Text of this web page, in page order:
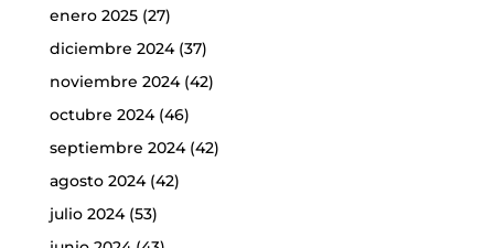
enero 2025(27)
diciembre 2024(37)
noviembre 2024(42)
octubre 2024(46)
septiembre 2024(42)
agosto 2024(42)
julio 2024(53)